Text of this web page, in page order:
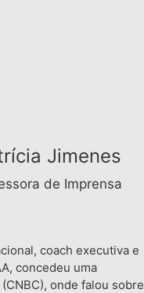
Jimenes
de Imprensa
coach executiva e
concedeu uma
onde falou sobre